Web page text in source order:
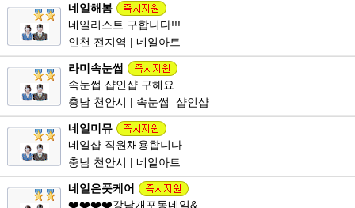
네일해봄
네일리스트 구합니다!!!
인천 전지역 | 네일아트
라미속눈썹
속눈썹 샵인샵 구해요
충남 천안시 | 속눈썹_샵인샵
네일미뮤
네일샵 직원채용합니다
충남 천안시 | 네일아트
네일은풋케어
❤️❤️❤️❤️강남개포동네일&..